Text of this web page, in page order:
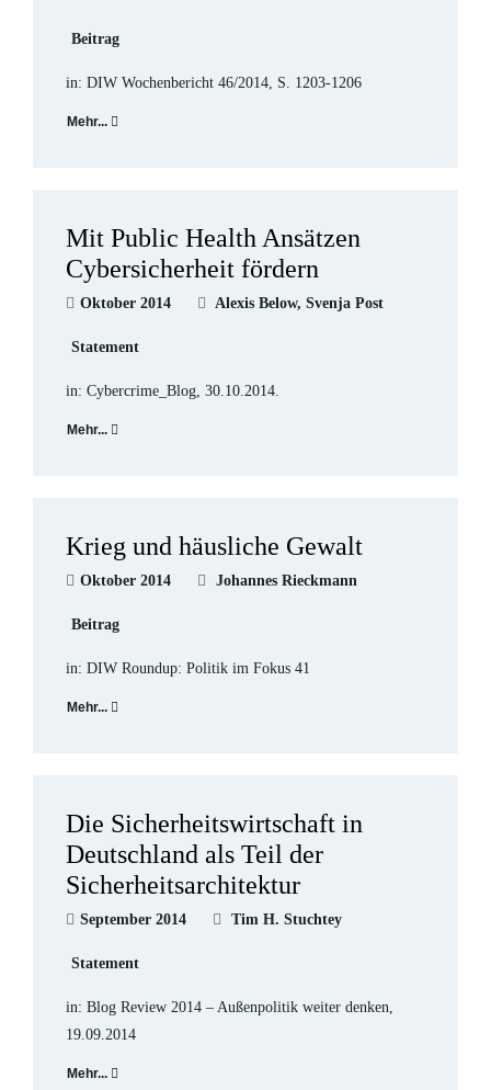
Beitrag
in: DIW Wochenbericht 46/2014, S. 1203-1206
Mehr...
Mit Public Health Ansätzen
Cybersicherheit fördern
Oktober 2014 Alexis Below, Svenja Post
Statement
in: Cybercrime_Blog, 30.10.2014.
Mehr...
Krieg und häusliche Gewalt
Oktober 2014 Johannes Rieckmann
Beitrag
in: DIW Roundup: Politik im Fokus 41
Mehr...
Die Sicherheitswirtschaft in
Deutschland als Teil der
Sicherheitsarchitektur
September 2014 Tim H. Stuchtey
Statement
in: Blog Review 2014 – Außenpolitik weiter denken,
19.09.2014
Mehr...